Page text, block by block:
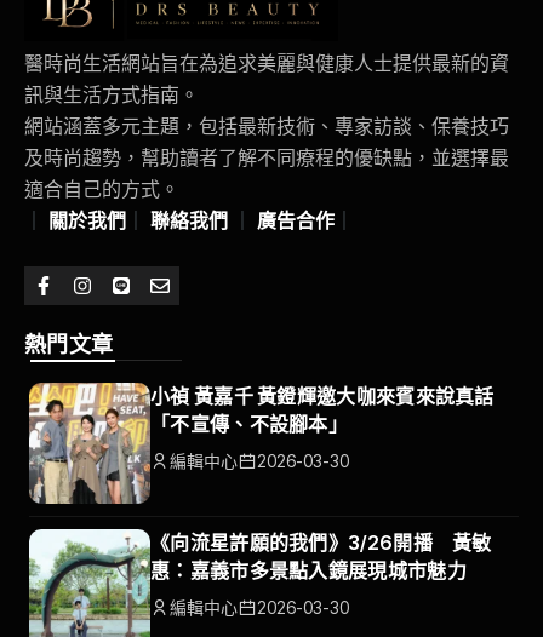
醫時尚生活網站旨在為追求美麗與健康人士提供最新的資
訊與生活方式指南。
網站涵蓋多元主題，包括最新技術、專家訪談、保養技巧
及時尚趨勢，幫助讀者了解不同療程的優缺點，並選擇最
適合自己的方式。
關於我們 聯絡我們 廣告合作
熱門文章
小禎 黃嘉千 黃鐙輝邀大咖來賓來說真話
「不宣傳、不設腳本」
編輯中心 2026-03-30
《向流星許願的我們》3/26開播 黃敏
惠：嘉義市多景點入鏡展現城市魅力
編輯中心 2026-03-30